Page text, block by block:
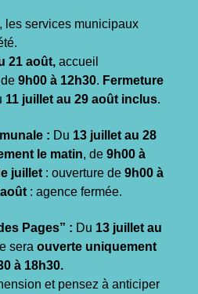
, les services municipaux
21 août, accueil
9h00 à 12h30. Fermeture
11 juillet au 29 août inclus.
: Du 13 juillet au 28
le matin, de 9h00 à
juillet : ouverture de 9h00 à
: agence fermée.
Pages” : Du 13 juillet au
sera ouverte uniquement
à 18h30.
et pensez à anticiper